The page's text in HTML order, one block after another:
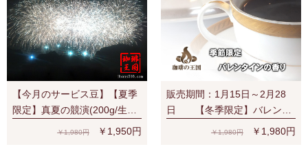
【今月のサービス豆】【夏季
限定】真夏の競演(200g/生豆
￥1,980円 ￥1,950円
販売期間：1月15日～2月28
日 【冬季限定】バレンタ
インの香り(200g/生豆時)
￥1,980円 ￥1,980円